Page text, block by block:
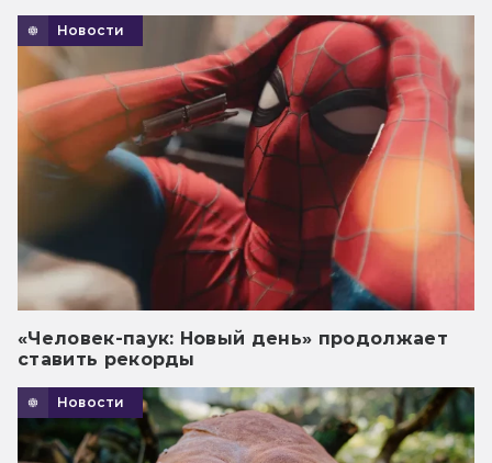
Новости
«Человек-паук: Новый день» продолжает
ставить рекорды
Новости